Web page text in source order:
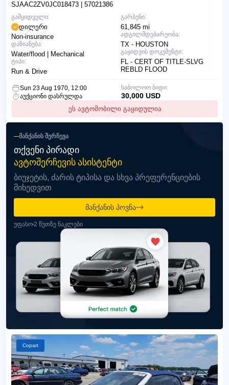
SJAAC2ZV0JC018473 | 57021386
გარბენი:
61,845 mi
ადგილმდებარეობა:
TX - HOUSTON
გაყიდვის დოკუმენტი:
FL - CERT OF TITLE-SLVG
REBLD FLOOD
გამყიდველი:
დილერი
Non-insurance
დაზიანება:
Water/flood | Mechanical
ტიპი:
Run & Drive
Sun 23 Aug 1970, 12:00
აუქციონი დასრულდა
ეს ავტომობილი გაყიდულია
საბოლოო ბიდი:
30,000 USD
ᲛᲐᲜᲥᲐᲜᲘᲡ ᲨᲔᲠᲩᲔᲕᲐ
ᲗᲥᲕᲔᲜᲘ ᲞᲘᲠᲐᲓᲘ
ᲐᲕᲢᲝᲨᲔᲠᲩᲔᲕᲘᲡ ᲐᲡᲘᲡᲢᲔᲜᲢᲘ
ბიუჯეტის, ძარის ტიპისა და სხვა პრეფერენციების
მიხედვით
მანქანის პოვნა
უფასო2 წუთზე ნაკლები
Copart